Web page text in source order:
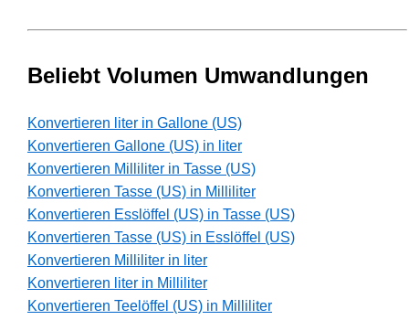
Beliebt Volumen Umwandlungen
Konvertieren liter in Gallone (US)
Konvertieren Gallone (US) in liter
Konvertieren Milliliter in Tasse (US)
Konvertieren Tasse (US) in Milliliter
Konvertieren Esslöffel (US) in Tasse (US)
Konvertieren Tasse (US) in Esslöffel (US)
Konvertieren Milliliter in liter
Konvertieren liter in Milliliter
Konvertieren Teelöffel (US) in Milliliter